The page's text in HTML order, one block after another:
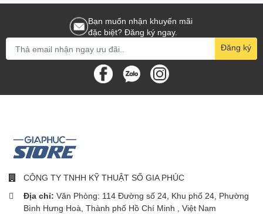
Bạn muốn nhận khuyến mãi
đặc biệt? Đăng ký ngay.
Đăng ký
CÔNG TY TNHH KỸ THUẬT SỐ GIA PHÚC
Địa chỉ: Văn Phòng: 114 Đường số 24, Khu phố 24, Phường
Bình Hưng Hoà, Thành phố Hồ Chí Minh , Việt Nam